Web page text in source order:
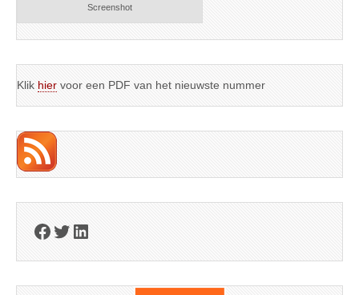
Screenshot
Klik hier voor een PDF van het nieuwste nummer
Facebook
Twitter
LinkedIn